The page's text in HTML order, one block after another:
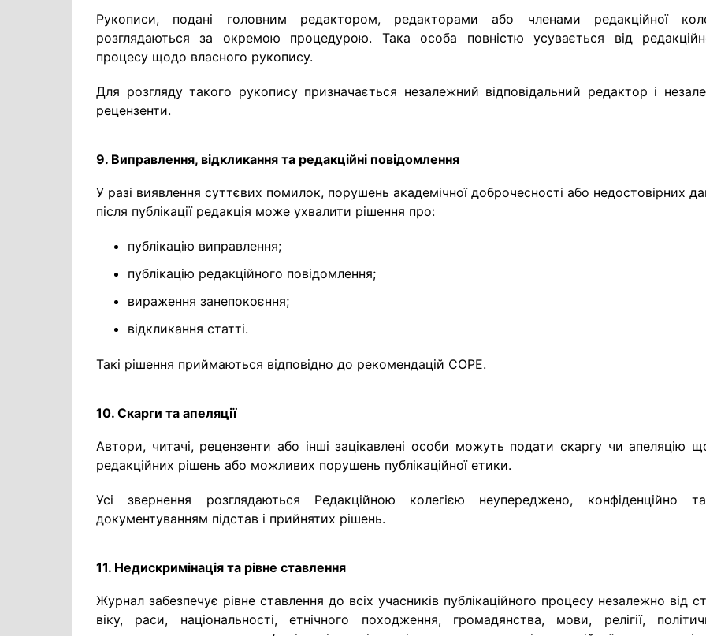
Рукописи, подані головним редактором, редакторами або членами редакційної
розглядаються за окремою процедурою. Така особа повністю усувається від
процесу щодо власного рукопису.
Для розгляду такого рукопису призначається незалежний відповідальний редактор і
рецензенти.
9. Виправлення, відкликання та редакційні повідомлення
У разі виявлення суттєвих помилок, порушень академічної доброчесності або недостовірних
після публікації редакція може ухвалити рішення про:
публікацію виправлення;
публікацію редакційного повідомлення;
вираження занепокоєння;
відкликання статті.
Такі рішення приймаються відповідно до рекомендацій COPE.
10. Скарги та апеляції
Автори, читачі, рецензенти або інші зацікавлені особи можуть подати скаргу чи апеляцію
редакційних рішень або можливих порушень публікаційної етики.
Усі звернення розглядаються Редакційною колегією неупереджено, конфіденційно
документуванням підстав і прийнятих рішень.
11. Недискримінація та рівне ставлення
Журнал забезпечує рівне ставлення до всіх учасників публікаційного процесу незалежно від
віку, раси, національності, етнічного походження, громадянства, мови, релігії,